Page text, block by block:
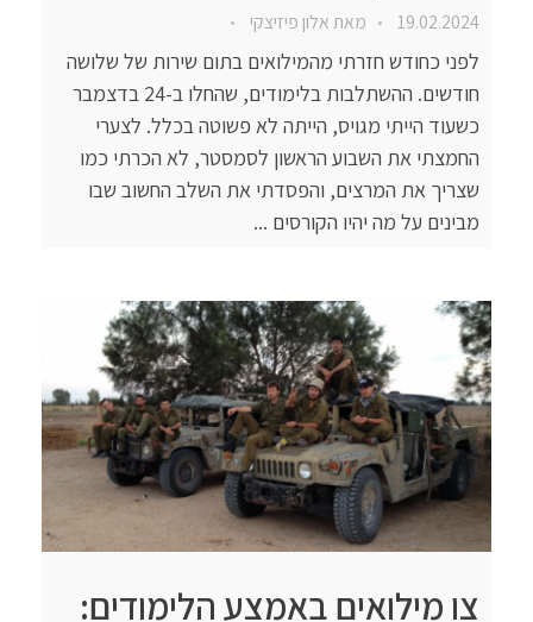
19.02.2024 מאתאלון פיזיצקי
לפני כחודש חזרתי מהמילואים בתום שירות של שלושה
חודשים. ההשתלבות בלימודים, שהחלו ב-24 בדצמבר
כשעוד הייתי מגויס, הייתה לא פשוטה בכלל. לצערי
החמצתי את השבוע הראשון לסמסטר, לא הכרתי כמו
שצריך את המרצים, והפסדתי את השלב החשוב שבו
מבינים על מה יהיו הקורסים ...
צו מילואים באמצע הלימודים: